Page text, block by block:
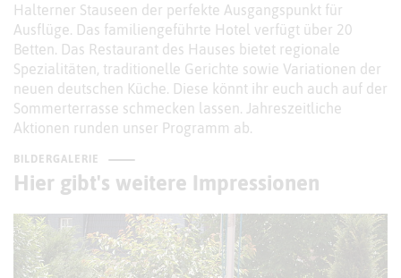
Halterner Stauseen der perfekte Ausgangspunkt für
Ausflüge. Das familiengeführte Hotel verfügt über 20
Betten. Das Restaurant des Hauses bietet regionale
Spezialitäten, traditionelle Gerichte sowie Variationen der
neuen deutschen Küche. Diese könnt ihr euch auch auf der
Sommerterrasse schmecken lassen. Jahreszeitliche
Aktionen runden unser Programm ab.
BILDERGALERIE
Hier gibt's weitere Impressionen